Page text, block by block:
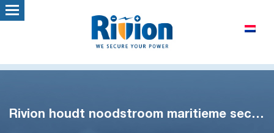
Rivion houdt noodstroom maritieme sector operationeel